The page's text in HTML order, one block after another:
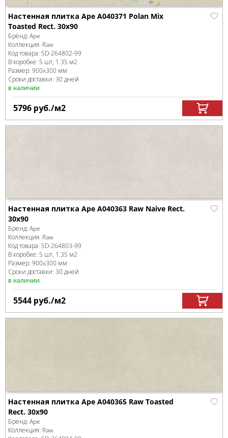
Настенная плитка Ape A040371 Polan Mix
Toasted Rect. 30x90
Бренд: Ape
Коллекция: Raw
Код товара: SD-264802-99
В коробке: 5 шт, 1.35 м2
Размер: 900x300 мм
Сроки доставки: 30 дней
в наличии
5796 руб./м2
Настенная плитка Ape A040363 Raw Naive Rect.
30x90
Бренд: Ape
Коллекция: Raw
Код товара: SD-264803-99
В коробке: 5 шт, 1.35 м2
Размер: 900x300 мм
Сроки доставки: 30 дней
в наличии
5544 руб./м2
Настенная плитка Ape A040365 Raw Toasted
Rect. 30x90
Бренд: Ape
Коллекция: Raw